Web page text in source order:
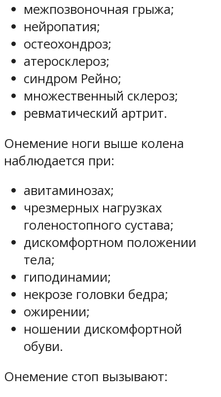
межпозвоночная грыжа;
нейропатия;
остеохондроз;
атеросклероз;
синдром Рейно;
множественный склероз;
ревматический артрит.
Онемение ноги выше колена
наблюдается при:
авитаминозах;
чрезмерных нагрузках
голеностопного сустава;
дискомфортном положении
тела;
гиподинамии;
некрозе головки бедра;
ожирении;
ношении дискомфортной
обуви.
Онемение стоп вызывают: